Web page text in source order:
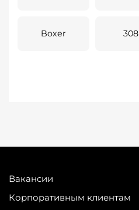
Boxer 308
Вакансии
Корпоративным клиентам